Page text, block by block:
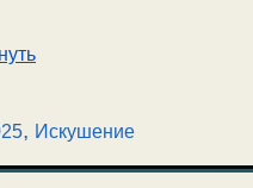
, Искушение